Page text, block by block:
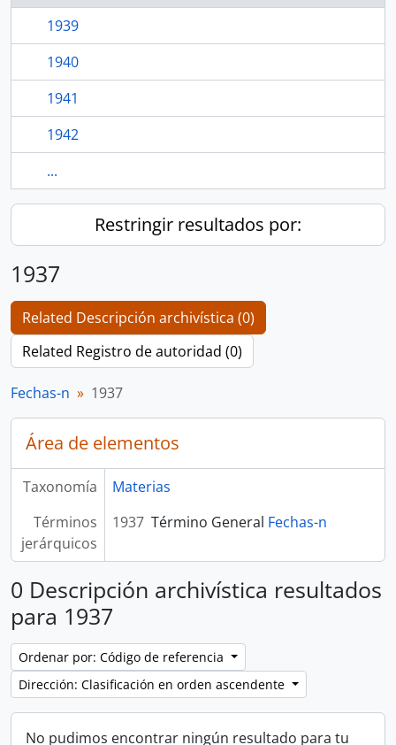
1939
1940
1941
1942
...
Restringir resultados por:
1937
Related Descripción archivística (0)
Related Registro de autoridad (0)
Fechas-n 1937
Área de elementos
Taxonomía
Materias
Términos
jerárquicos
1937 Término General Fechas-n
0 Descripción archivística resultados
para 1937
Ordenar por: Código de referencia
Dirección: Clasificación en orden ascendente
No pudimos encontrar ningún resultado para tu